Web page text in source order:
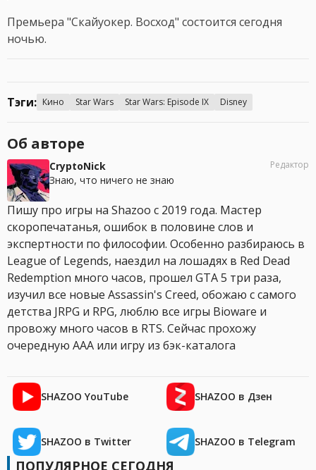
Премьера "Скайуокер. Восход" состоится сегодня
ночью.
Тэги: Кино Star Wars Star Wars: Episode IX Disney
Об авторе
CryptoNick
Знаю, что ничего не знаю
Редактор
Пишу про игры на Shazoo с 2019 года. Мастер
скоропечатанья, ошибок в половине слов и
экспертности по философии. Особенно разбираюсь в
League of Legends, наездил на лошадях в Red Dead
Redemption много часов, прошел GTA 5 три раза,
изучил все новые Assassin's Creed, обожаю с самого
детства JRPG и RPG, люблю все игры Bioware и
провожу много часов в RTS. Сейчас прохожу
очередную AAA или игру из бэк-каталога
SHAZOO YouTube SHAZOO в Дзен
SHAZOO в Twitter SHAZOO в Telegram
ПОПУЛЯРНОЕ СЕГОДНЯ